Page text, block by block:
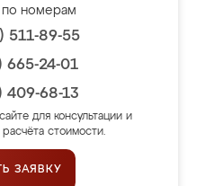
по номерам
511-89-55
665-24-01
409-68-13
для консультации и
стоимости.
ЗАЯВКУ